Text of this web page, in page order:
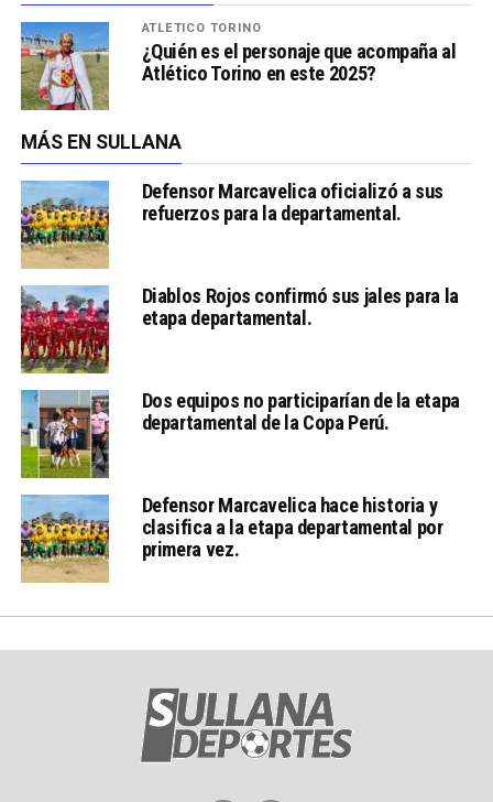
ATLÉTICO TORINO
¿Quién es el personaje que acompaña al
Atlético Torino en este 2025?
MÁS EN SULLANA
Defensor Marcavelica oficializó a sus
refuerzos para la departamental.
Diablos Rojos confirmó sus jales para la
etapa departamental.
Dos equipos no participarían de la etapa
departamental de la Copa Perú.
Defensor Marcavelica hace historia y
clasifica a la etapa departamental por
primera vez.